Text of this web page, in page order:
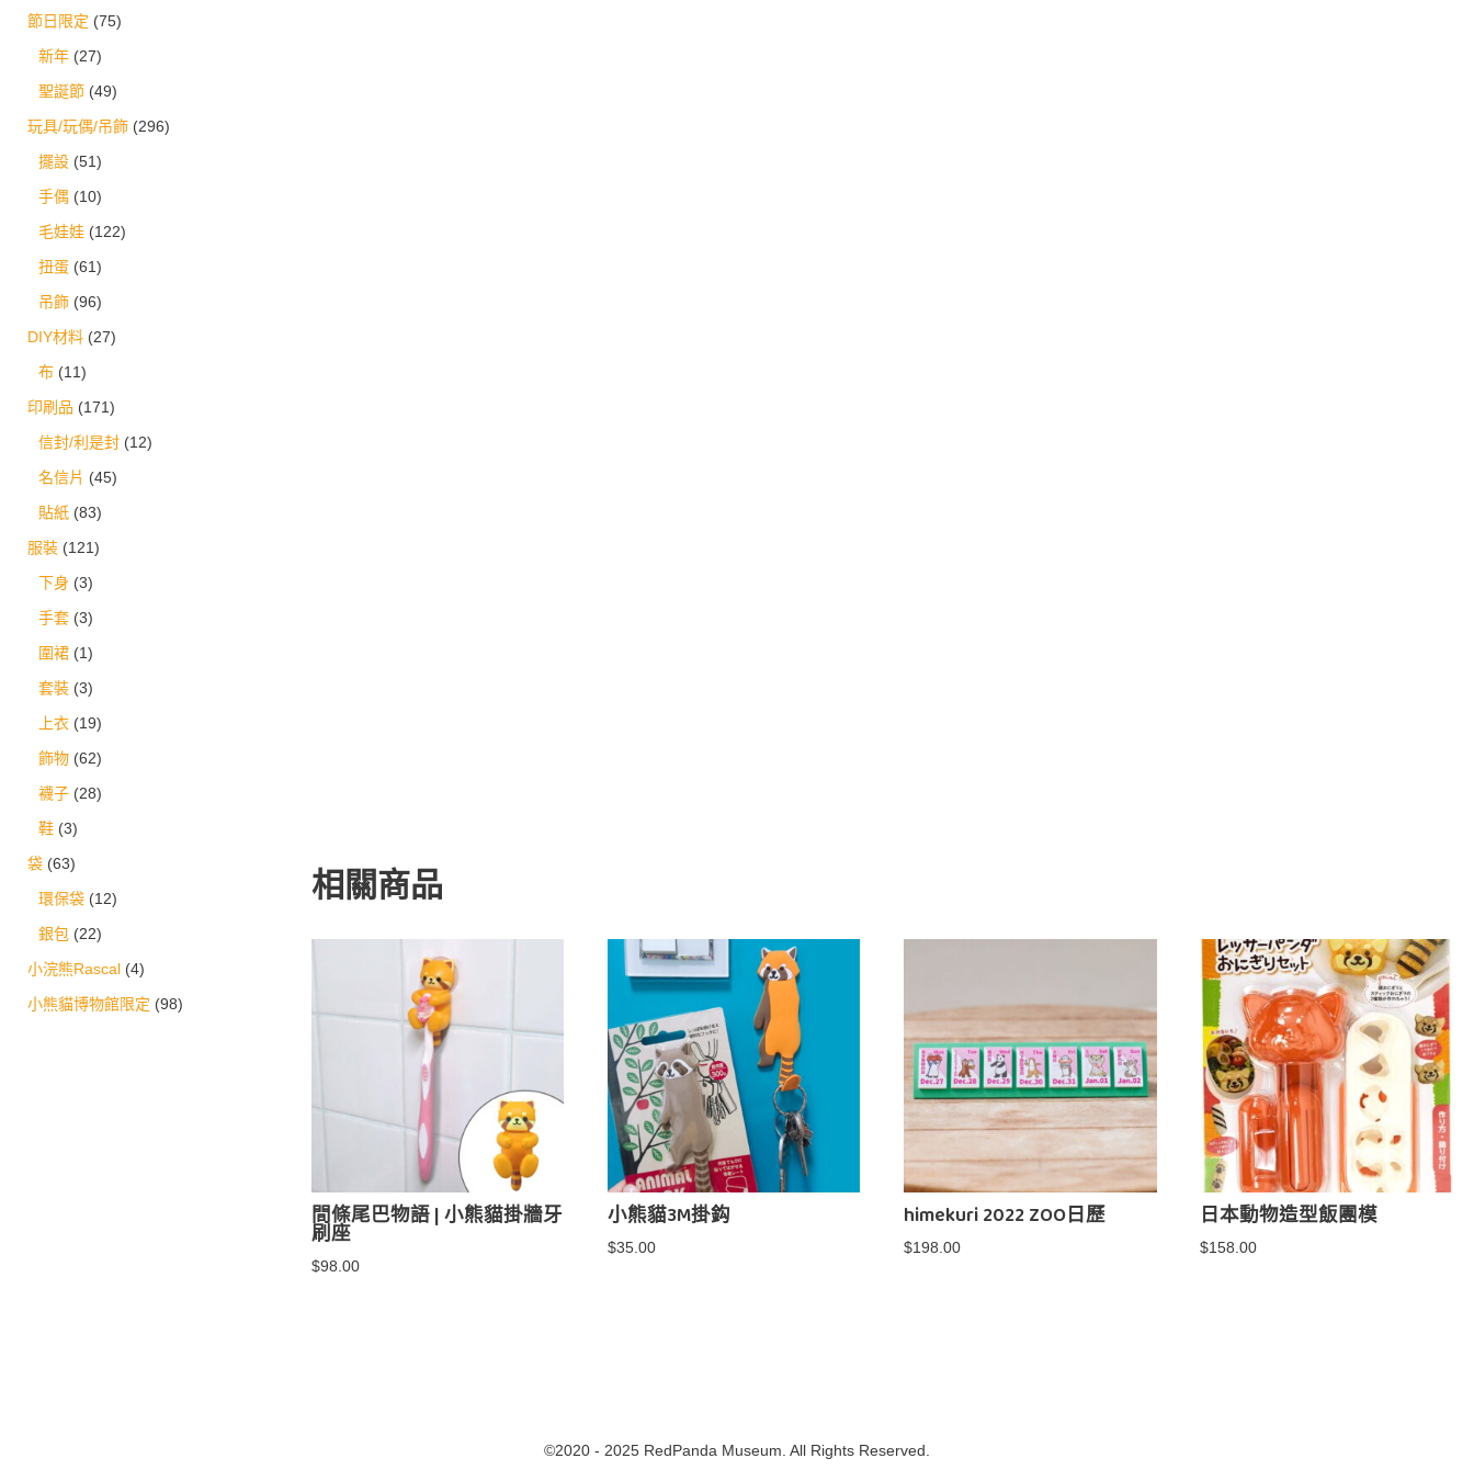
節日限定 (75)
新年 (27)
聖誕節 (49)
玩具/玩偶/吊飾 (296)
擺設 (51)
手偶 (10)
毛娃娃 (122)
扭蛋 (61)
吊飾 (96)
DIY材料 (27)
布 (11)
印刷品 (171)
信封/利是封 (12)
名信片 (45)
貼紙 (83)
服裝 (121)
下身 (3)
手套 (3)
圍裙 (1)
套裝 (3)
上衣 (19)
飾物 (62)
襪子 (28)
鞋 (3)
袋 (63)
環保袋 (12)
銀包 (22)
小浣熊Rascal (4)
小熊貓博物館限定 (98)
相關商品
間條尾巴物語 | 小熊貓掛牆牙
刷座
$98.00
小熊貓3M掛鈎
$35.00
himekuri 2022 ZOO日歷
$198.00
日本動物造型飯團模
$158.00
©2020 - 2025 RedPanda Museum. All Rights Reserved.